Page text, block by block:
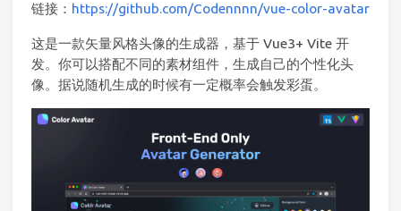
链接： https://github.com/Codennnn/vue-color-avatar
这是一款矢量风格头像的生成器，基于 Vue3+ Vite 开
发。你可以搭配不同的素材组件，生成自己的个性化头
像。据说随机生成的时候有一定概率会触发彩蛋。